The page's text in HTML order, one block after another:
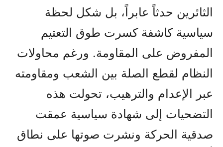
الثائرين حدثاً عابراً، بل شكل لحظة
سياسية كاشفة كسرت طوق التعتيم
المفروض على المقاومة. ورغم محاولات
النظام لقطع الصلة بين الشعب ومقاومته
عبر الإعدام والترهيب، تحولت هذه
التضحيات إلى شهادة سياسية عمقت
صدقية الحركة ونشرت صوتها على نطاق